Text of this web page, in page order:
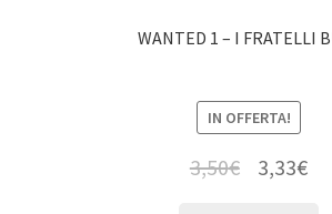
WANTED 1 – I FRATELLI
IN OFFERTA!
3,50€ 3,33€